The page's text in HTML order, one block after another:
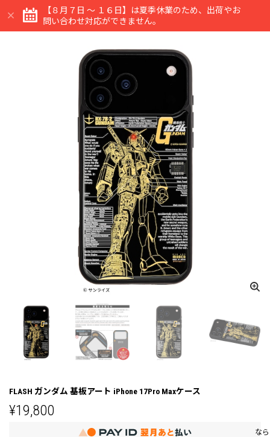
【８月７日 ～ １６日】は夏季休業のため、出荷やお
問い合わせ対応ができません。
FLASH ガンダム 基板アート iPhone 17Pro Maxケース
¥19,800
なら